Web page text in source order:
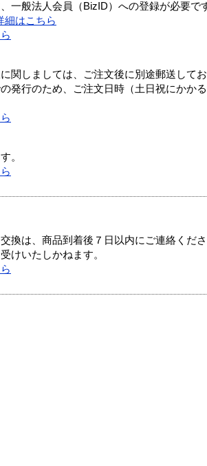
一般法人会員（BizID）への登録が必要で
細はこちら
関しましては、ご注文後に別途郵送してお
発行のため、ご注文日時（土日祝にかか
。
換は、商品到着後７日以内にご連絡くだ
けいたしかねます。